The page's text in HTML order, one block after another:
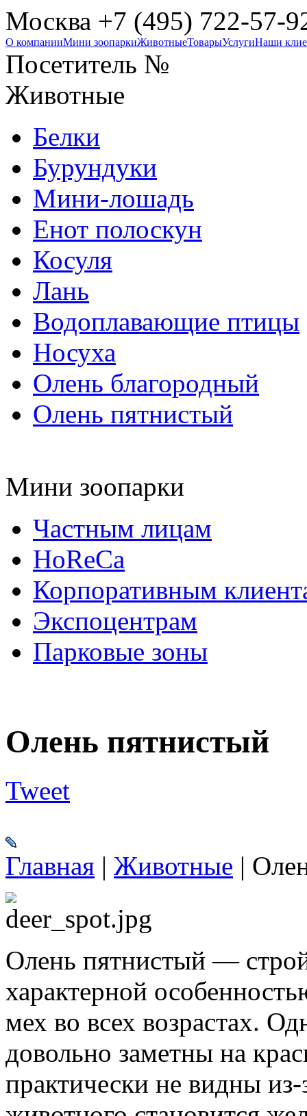
Москва +7 (495) 722-57-
О компанииМини зоопаркиЖивотныеТоварыУслугиНаши
Посетитель №
Животные
Белки
Бурундуки
Мини-лошадь
Енот полоскун
Косуля
Лань
Водоплавающие птицы
Носуха
Олень благородный
Олень пятнистый
Мини зоопарки
Частным лицам
HoReCa
Корпоративным
Экспоцентрам
Парковые зоны
Олень пятнистый
Tweet
Главная | Животные |
Олень пятнистый —
характерной
мех во всех возрастах.
довольно заметны на
практически не видны из-